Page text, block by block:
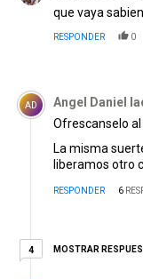
que vaya
RESPONDER 0
Comentario de Angel
AD Angel Daniel
Ofrescanselo
La misma
liberamos otro
RESPONDER 6
44 respuestas más
MOSTRAR